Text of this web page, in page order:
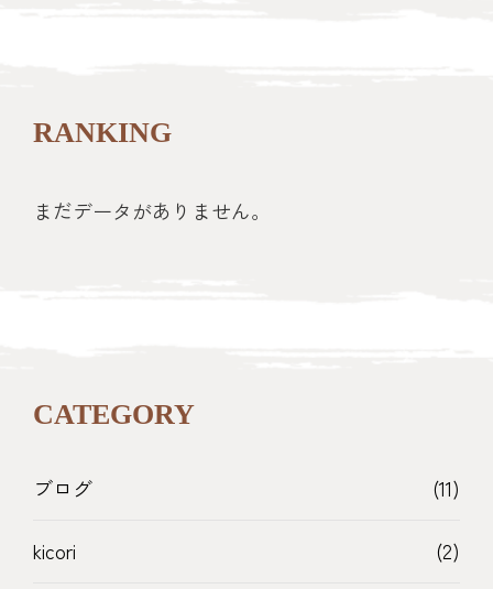
RANKING
まだデータがありません。
CATEGORY
ブログ (11)
kicori (2)